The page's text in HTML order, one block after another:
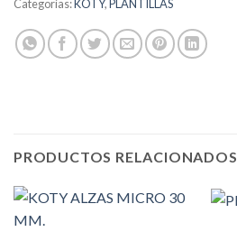
Categorías:KOTY,PLANTILLAS
PRODUCTOS RELACIONADOS